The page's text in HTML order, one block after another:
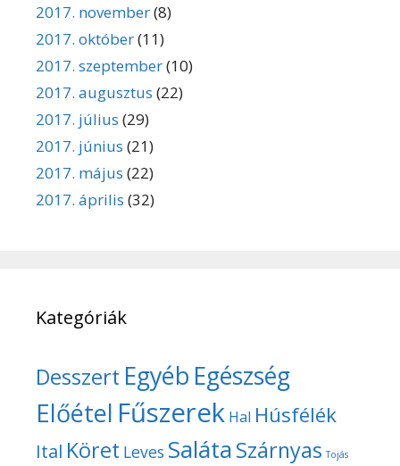
2017. november(8)
2017. október(11)
2017. szeptember(10)
2017. augusztus (22)
2017. július (29)
2017. június (21)
2017. május (22)
2017. április (32)
Kategóriák
Desszert Egyéb Egészség
Előétel Fűszerek Hal Húsfélék
Ital Köret Leves SalátaSzárnyas Tojás